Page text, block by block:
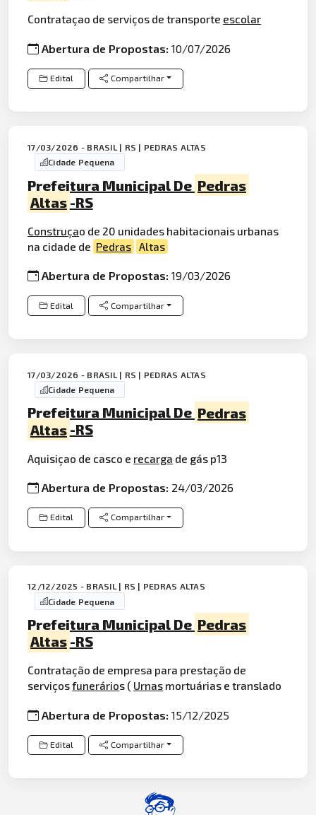
Contrataçao de serviços de transporte escolar
Abertura de Propostas:10/07/2026
Edital Compartilhar
17/03/2026 - BRASIL | RS | PEDRAS ALTAS
Cidade Pequena
Prefeitura Municipal De Pedras
Altas -RS
Construçao de 20 unidades habitacionais urbanas
na cidade de Pedras Altas
Abertura de Propostas:19/03/2026
Edital Compartilhar
17/03/2026 - BRASIL | RS | PEDRAS ALTAS
Cidade Pequena
Prefeitura Municipal De Pedras
Altas -RS
Aquisiçao de casco e recarga de gás p13
Abertura de Propostas: 24/03/2026
Edital Compartilhar
12/12/2025 - BRASIL | RS | PEDRAS ALTAS
Cidade Pequena
Prefeitura Municipal De Pedras
Altas -RS
Contratação de empresa para prestação de
serviçosfunerários ( Urnas mortuárias e translado
Abertura de Propostas:15/12/2025
Edital Compartilhar